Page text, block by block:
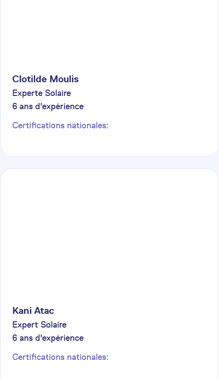
Clotilde Moulis
Experte Solaire
6 ans d'expérience
Certifications nationales:
Kani Atac
Expert Solaire
6 ans d'expérience
Certifications nationales: